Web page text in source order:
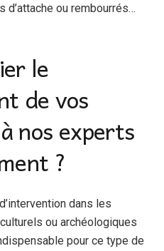
ou rembourrés…
le
de vos
nos experts
?
dans les
ou archéologiques
pour ce type de